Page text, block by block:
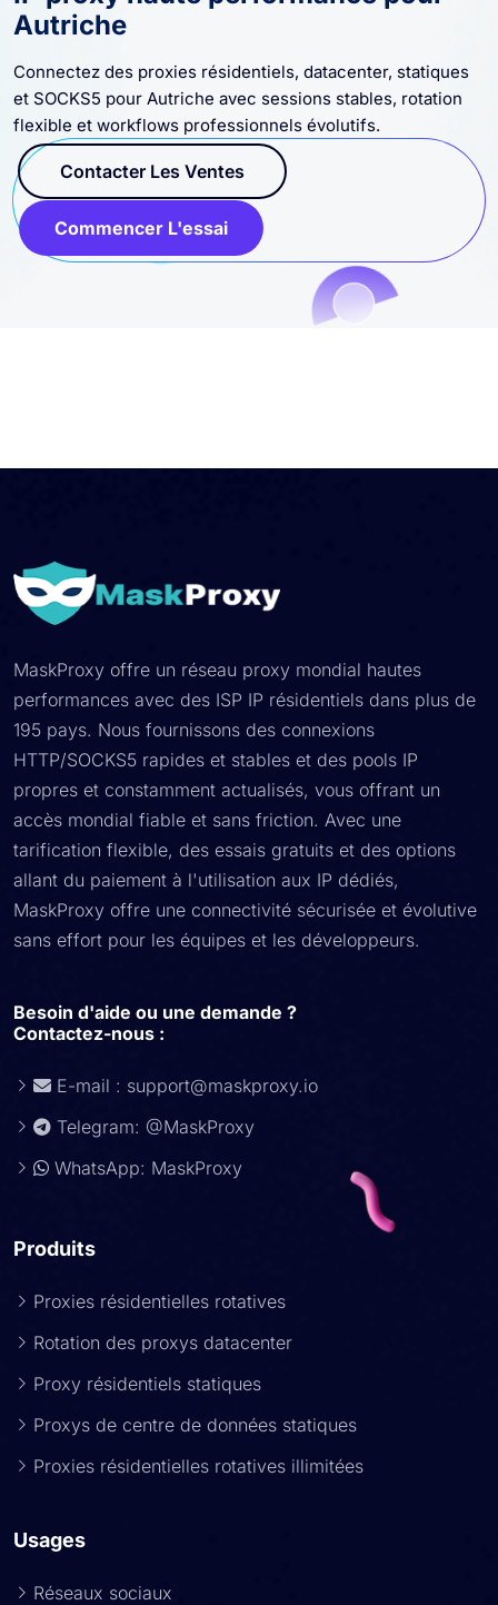
Autriche
Connectez des proxies résidentiels, datacenter, statiques
et SOCKS5 pour Autriche avec sessions stables, rotation
flexible et workflows professionnels évolutifs.
Contacter Les Ventes
Commencer L'essai
MaskProxy offre un réseau proxy mondial hautes
performances avec des ISP IP résidentiels dans plus de
195 pays. Nous fournissons des connexions
HTTP/SOCKS5 rapides et stables et des pools IP
propres et constamment actualisés, vous offrant un
accès mondial fiable et sans friction. Avec une
tarification flexible, des essais gratuits et des options
allant du paiement à l'utilisation aux IP dédiés,
MaskProxy offre une connectivité sécurisée et évolutive
sans effort pour les équipes et les développeurs.
Besoin d'aide ou une demande ?
Contactez-nous :
E-mail : support@maskproxy.io
Telegram: @MaskProxy
WhatsApp: MaskProxy
Produits
Proxies résidentielles rotatives
Rotation des proxys datacenter
Proxy résidentiels statiques
Proxys de centre de données statiques
Proxies résidentielles rotatives illimitées
Usages
Réseaux sociaux